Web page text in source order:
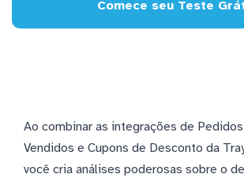
Comece seu Teste
Ao combinar as integrações de
Vendidos e Cupons de Desconto da
você cria análises poderosas sobre o